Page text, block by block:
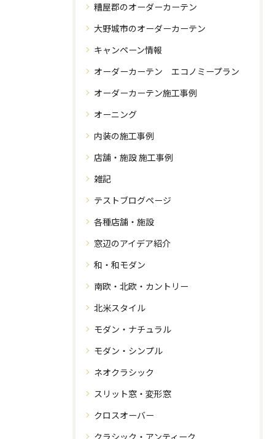
糟屋郡のオーダーカーテン
大野城市のオーダーカーテン
キャンペーン情報
オーダーカーテン エコノミープラン
オーダーカーテン施工事例
オーニング
内装の施工事例
店舗・施設 施工事例
雑記
テストブログページ
各種店舗・施設
窓辺のアイデア紹介
和・和モダン
南欧・北欧・カントリー
北米スタイル
モダン・ナチュラル
モダン・シンプル
ネオクラシック
スリット窓・変形窓
クロスオーバー
クラシック・アンティーク